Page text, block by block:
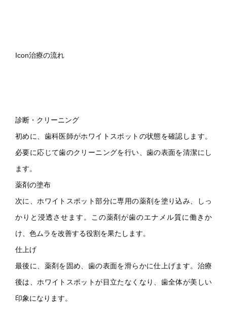
Icon治療の流れ
診断・クリーニング
初めに、歯科医師がホワイトスポットの状態を確認します。
必要に応じて歯のクリーニングを行い、歯の表面を清潔にし
ます。
薬剤の塗布
次に、ホワイトスポット部分に専用の薬剤を塗り込み、しっ
かりと浸透させます。この薬剤が歯のエナメル質に働きか
け、色ムラを改善する役割を果たします。
仕上げ
最後に、薬剤を固め、歯の表面を滑らかに仕上げます。治療
後は、ホワイトスポットが目立たなくなり、歯全体が美しい
印象になります。